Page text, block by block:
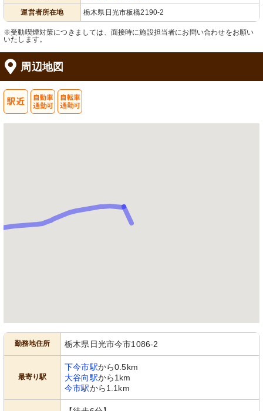
運営者所在地 栃木県日光市板橋2190-2
※受動喫煙対策につきましては、面接時に施設担当者にお問い合わせをお願い
いたします。
周辺地図
勤務地住所 栃木県日光市今市1086-2
最寄り駅
下今市駅から0.5km
大谷向駅から1km
今市駅から1.1km